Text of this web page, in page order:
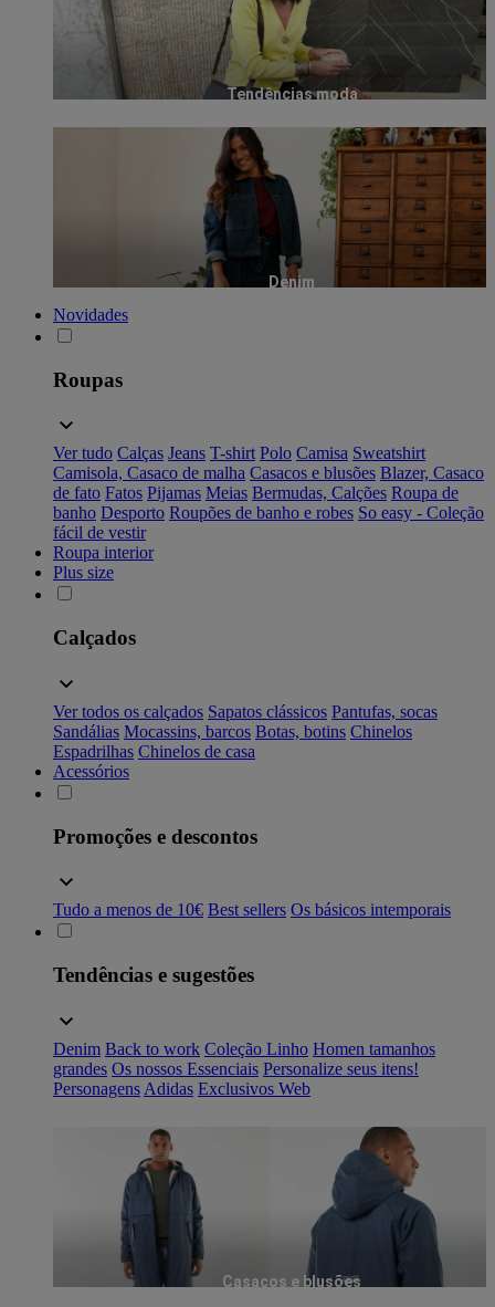
Tendências moda
Denim
Novidades
Roupas
Ver tudo Calças Jeans T-shirt Polo Camisa Sweatshirt
Camisola, Casaco de malha Casacos e blusões Blazer, Casaco
de fato Fatos Pijamas Meias Bermudas, Calções Roupa de
banho Desporto Roupões de banho e robes So easy - Coleção
fácil de vestir
Roupa interior
Plus size
Calçados
Ver todos os calçados Sapatos clássicos Pantufas, socas
Sandálias Mocassins, barcos Botas, botins Chinelos
Espadrilhas Chinelos de casa
Acessórios
Promoções e descontos
Tudo a menos de 10€ Best sellers Os básicos intemporais
Tendências e sugestões
Denim Back to work Coleção Linho Homen tamanhos
grandes Os nossos Essenciais Personalize seus itens!
Personagens Adidas Exclusivos Web
Casacos e blusões